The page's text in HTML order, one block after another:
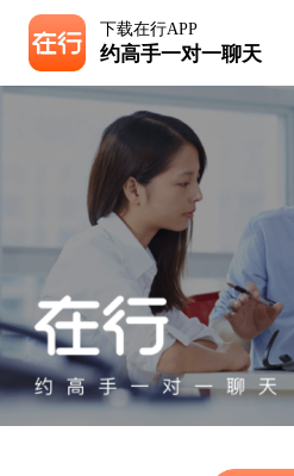
下载在行APP
约高手一对一聊天